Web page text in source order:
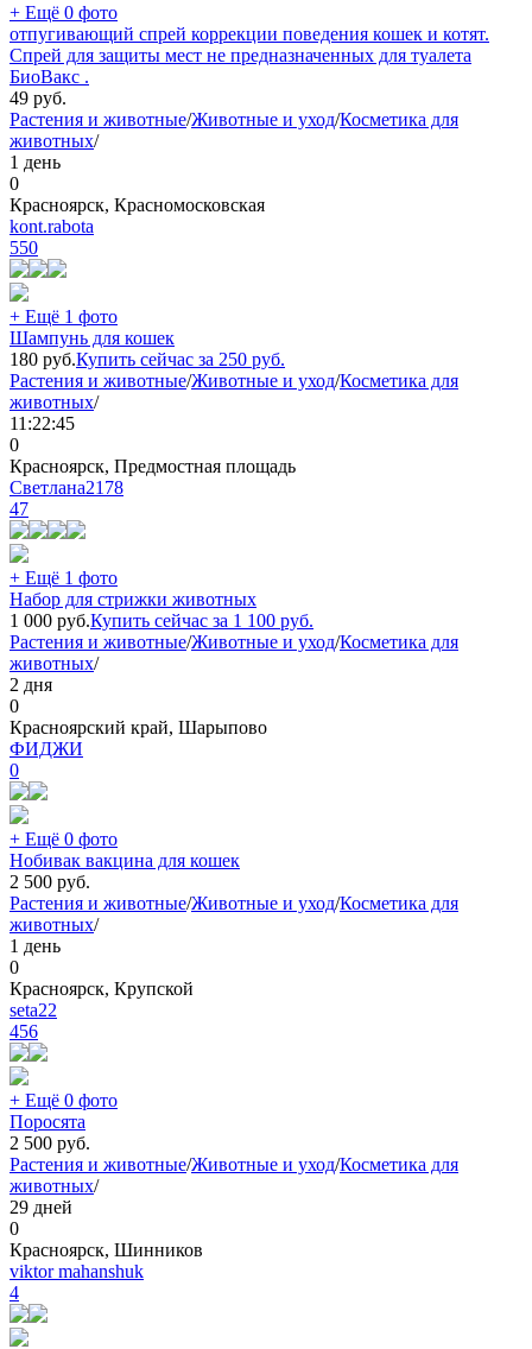
+ Ещё 0 фото
отпугивающий спрей коррекции поведения кошек и котят.
Спрей для защиты мест не предназначенных для туалета
БиоВакс .
49 руб.
Растения и животные/Животные и уход/Косметика для
животных/
1 день
0
Красноярск, Красномосковская
kont.rabota
550
+ Ещё 1 фото
Шампунь для кошек
180 руб.Купить сейчас за 250 руб.
Растения и животные/Животные и уход/Косметика для
животных/
11:22:45
0
Красноярск, Предмостная площадь
Светлана2178
47
+ Ещё 1 фото
Набор для стрижки животных
1 000 руб.Купить сейчас за 1 100 руб.
Растения и животные/Животные и уход/Косметика для
животных/
2 дня
0
Красноярский край, Шарыпово
ФИДЖИ
0
+ Ещё 0 фото
Нобивак вакцина для кошек
2 500 руб.
Растения и животные/Животные и уход/Косметика для
животных/
1 день
0
Красноярск, Крупской
seta22
456
+ Ещё 0 фото
Поросята
2 500 руб.
Растения и животные/Животные и уход/Косметика для
животных/
29 дней
0
Красноярск, Шинников
viktor mahanshuk
4